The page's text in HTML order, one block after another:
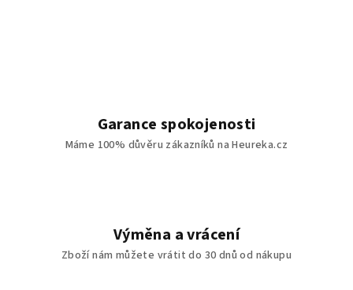
Garance spokojenosti
Máme 100% důvěru zákazníků na Heureka.cz
Výměna a vrácení
Zboží nám můžete vrátit do 30 dnů od nákupu